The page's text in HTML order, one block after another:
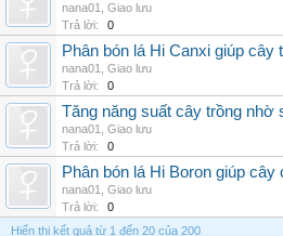
nana01
Giao lưu
Trả lời:
0
Phân bón lá Hi Canxi giúp
nana01
Giao lưu
Trả lời:
0
Tăng năng suất cây trồng nhờ
nana01
Giao lưu
Trả lời:
0
Phân bón lá Hi Boron giúp cây
nana01
Giao lưu
Trả lời:
0
Hiển thị kết quả từ 1 đến 20 của 200